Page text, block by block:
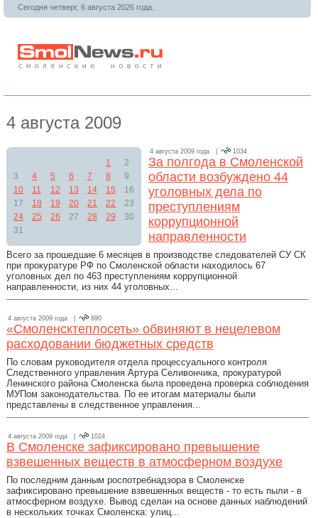
Сегодня четверг, 6 августа 2026 года.
4 августа 2009
1
2
3
4 5 6 7 8
9
10
11 12 13 14 15
16
17
18 19 20 21 22
23
24
25 26 27 28 29
30
31
4 августа 2009 года | 1034
За полгода в Смоленской
области возбуждено 44
уголовных дела по
преступлениям
коррупционной
направленности
Всего за прошедшие 6 месяцев в производстве следователей СУ СК
при прокуратуре РФ по Смоленской области находилось 67
уголовных дел по 463 преступлениям коррупционной
направленности, из них 44 уголовных...
4 августа 2009 года | 890
«Смоленсктеплосеть» обвиняют в нецелевом
расходовании бюджетных средств
По словам руководителя отдела процессуального контроля
Следственного управления Артура Селивончика, прокуратурой
Ленинского района Смоленска была проведена проверка соблюдения
МУПом законодательства. По ее итогам материалы были
представлены в следственное управления...
4 августа 2009 года | 1024
В Смоленске зафиксировано превышение
взвешенных веществ в атмосферном воздухе
По последним данным роспотребнадзора в Смоленске
зафиксировано превышение взвешенных веществ - то есть пыли - в
атмосферном воздухе. Вывод сделан на основе данных наблюдений
в нескольких точках Смоленска: улиц...